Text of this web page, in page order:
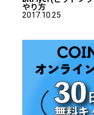
やり方
2017.10.25